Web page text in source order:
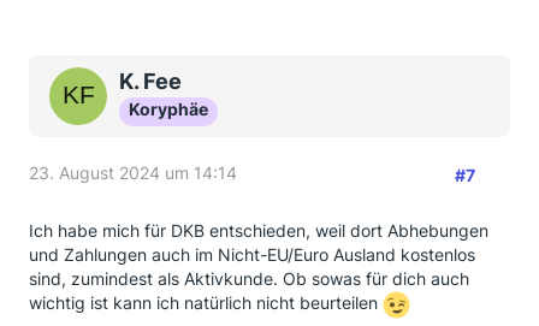
K. Fee
Koryphäe
23. August 2024 um 14:14 #7
Ich habe mich für DKB entschieden, weil dort Abhebungen
und Zahlungen auch im Nicht-EU/Euro Ausland kostenlos
sind, zumindest als Aktivkunde. Ob sowas für dich auch
wichtig ist kann ich natürlich nicht beurteilen